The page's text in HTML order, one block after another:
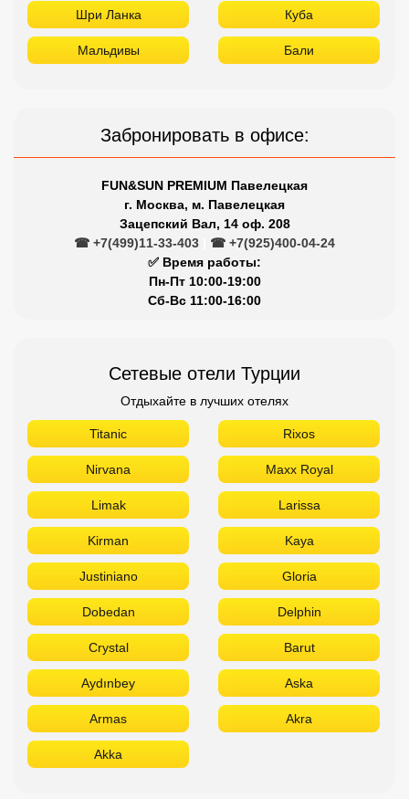
Шри Ланка Куба
Мальдивы Бали
Забронировать в офисе:
FUN&SUN PREMIUM Павелецкая
г. Москва, м. Павелецкая
Зацепский Вал, 14 оф. 208
☎ +7(499)11-33-403
☎ +7(925)400-04-24
✅ Время работы:
Пн-Пт 10:00-19:00
Сб-Вс 11:00-16:00
Сетевые отели Турции
Отдыхайте в лучших отелях
Titanic Rixos
Nirvana Maxx Royal
Limak Larissa
Kirman Kaya
Justiniano Gloria
Dobedan Delphin
Crystal Barut
Aydınbey Aska
Armas Akra
Akka